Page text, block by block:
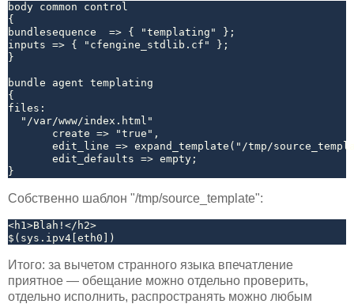
body common control
{
bundlesequence  => { "templating" };
inputs => { "cfengine_stdlib.cf" };
}
bundle agent templating
{
files:
  "/var/www/index.html"
       create => "true",
edit_line => expand_template("/tmp/
       edit_defaults => empty;
Собственно шаблон "/tmp/source_template":
<h1>Blah!</h2>
Итого: за вычетом странного языка впечатление
приятное — обещание можно отдельно проверить,
отдельно исполнить, распространять можно любым